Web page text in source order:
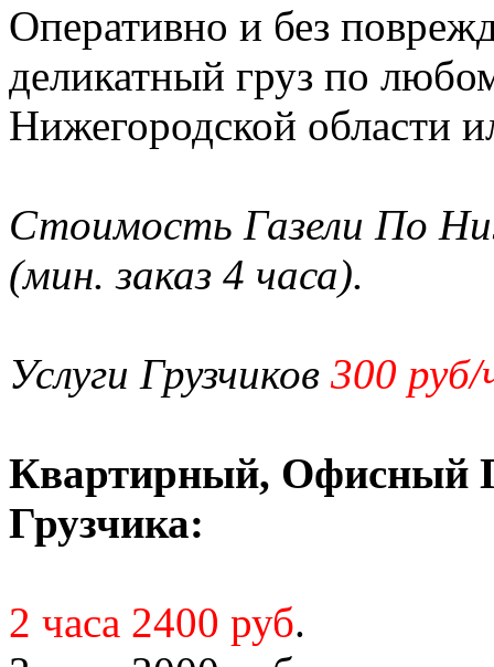
Оперативно и без
деликатный груз по
Нижегородской области
Стоимость Газели По
(мин. заказ 4 часа).
Услуги Грузчиков 300
Квартирный, Офисный
Грузчика:
2 часа 2400 руб.